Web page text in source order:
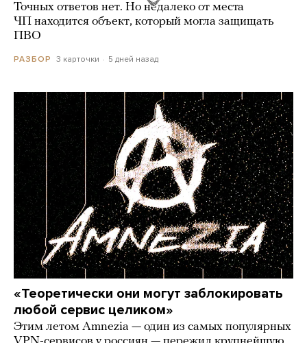
Точных ответов нет. Но недалеко от места
ЧП находится объект, который могла защищать
ПВО
РАЗБОР 3 карточки 5 дней назад
«Теоретически они могут заблокировать
любой сервис целиком»
Этим летом Amnezia — один из самых популярных